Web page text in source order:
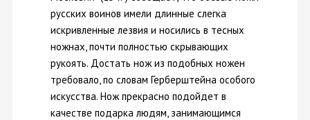
русских воинов имели длинные слегка
искривленные лезвия и носились в тесных
ножнах, почти полностью скрывающих
рукоять. Достать нож из подобных ножен
требовало, по словам Герберштейна особого
искусства. Нож прекрасно подойдет в
качестве подарка людям, занимающимся